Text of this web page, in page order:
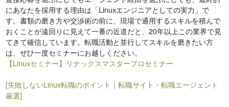
にあなたを採用する理由は「Linuxエンジニアとしての実力」で
す。書類の磨き方や交渉術の前に、現場で通用するスキルを積んで
おくことが遠回りに見えて一番の近道だと、20年以上この業界で見
てきて確信しています。転職活動と並行してスキルを磨きたい方
は、ぜひ一度セミナーにお越しください。
【Linuxセミナー】リナックスマスタープロセミナー
[失敗しないLinux転職のポイント｜転職サイト・転職エージェント
厳選]